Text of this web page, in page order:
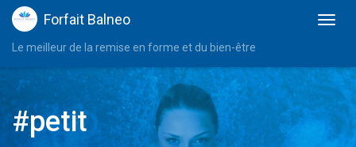
Forfait Balneo
Le meilleur de la remise en forme et du bien-être
#petit